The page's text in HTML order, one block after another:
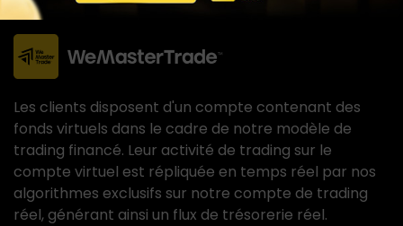
Les clients disposent d'un compte contenant des
fonds virtuels dans le cadre de notre modèle de
trading financé. Leur activité de trading sur le
compte virtuel est répliquée en temps réel par nos
algorithmes exclusifs sur notre compte de trading
réel, générant ainsi un flux de trésorerie réel.